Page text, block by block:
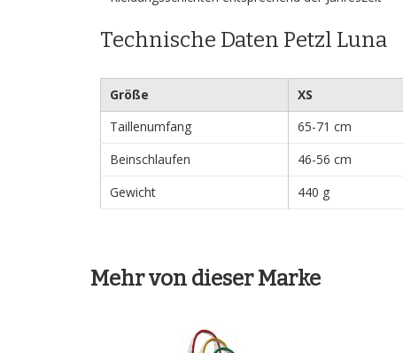
Technische Daten Petzl Luna
Größe XS
Taillenumfang
65-71 cm
Beinschlaufen
46-56 cm
Gewicht
440 g
Mehr von dieser Marke